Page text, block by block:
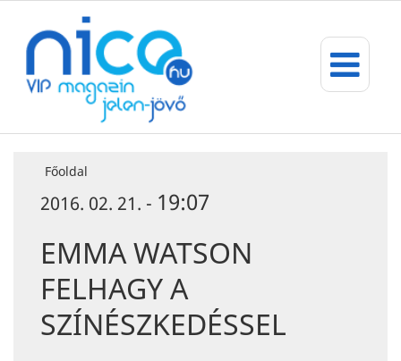
Főoldal
2016. 02. 21. - 19:07
EMMA WATSON
FELHAGY A
SZÍNÉSZKEDÉSSEL